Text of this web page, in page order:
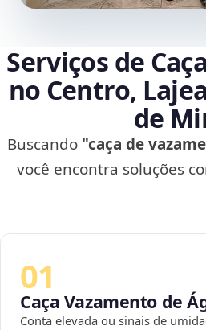
Serviços de
no Centro,
de
Buscando "caça de
você encontra soluções
01
Caça Vazamento de
Conta elevada ou sinais de